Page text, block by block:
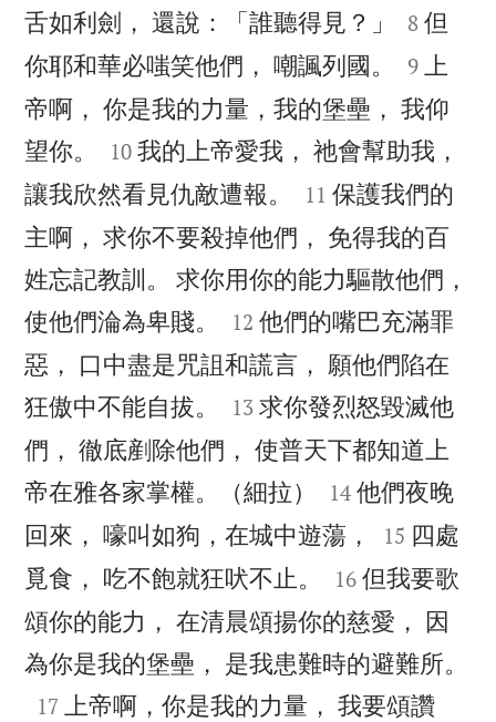
舌如利劍， 還說：「誰聽得見？」


8 但
你耶和華必嗤笑他們， 嘲諷列國。


9 上
帝啊， 你是我的力量，我的堡壘， 我仰
望你。


10 我的上帝愛我， 祂會幫助我，
讓我欣然看見仇敵遭報。


11 保護我們的
主啊， 求你不要殺掉他們， 免得我的百
姓忘記教訓。 求你用你的能力驅散他們，
使他們淪為卑賤。


12 他們的嘴巴充滿罪
惡， 口中盡是咒詛和謊言， 願他們陷在
狂傲中不能自拔。


13 求你發烈怒毀滅他
們， 徹底剷除他們， 使普天下都知道上
帝在雅各家掌權。（細拉）


14 他們夜晚
回來， 嚎叫如狗，在城中遊蕩，


15 四處
覓食， 吃不飽就狂吠不止。


16 但我要歌
頌你的能力， 在清晨頌揚你的慈愛， 因
為你是我的堡壘， 是我患難時的避難所。

17 上帝啊，你是我的力量， 我要頌讚